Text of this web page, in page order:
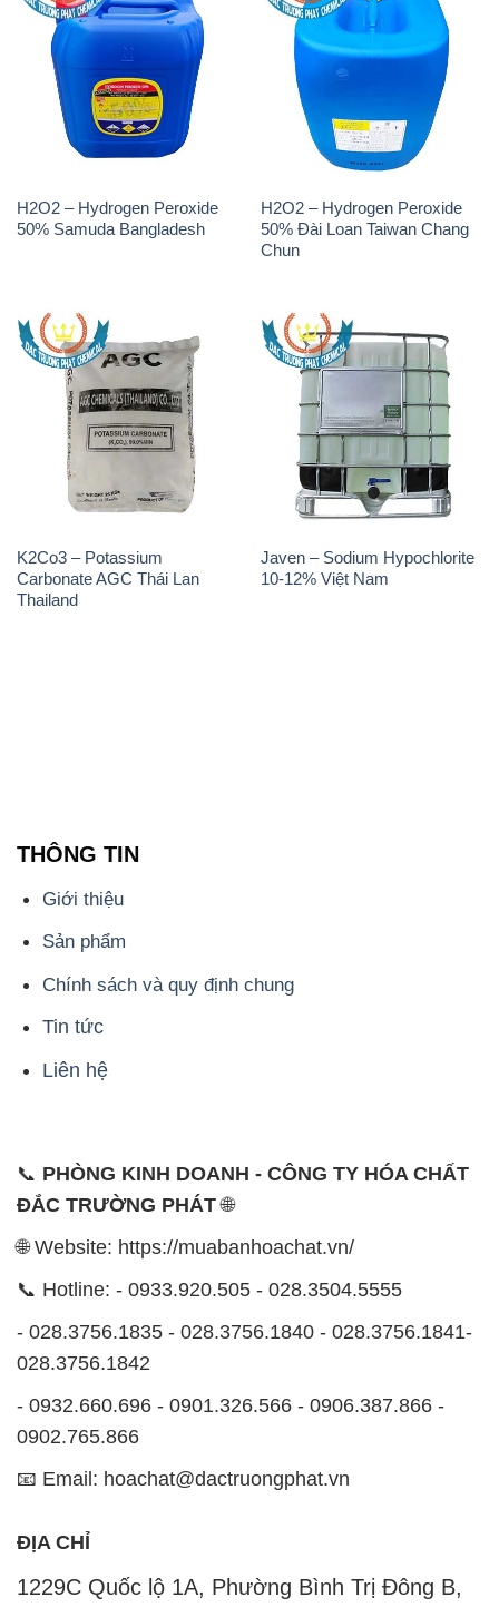
H2O2 – Hydrogen Peroxide
50% Samuda Bangladesh
H2O2 – Hydrogen Peroxide
50% Đài Loan Taiwan Chang
Chun
K2Co3 – Potassium
Carbonate AGC Thái Lan
Thailand
Javen – Sodium Hypochlorite
10-12% Việt Nam
THÔNG TIN
Giới thiệu
Sản phẩm
Chính sách và quy định chung
Tin tức
Liên hệ
📞 PHÒNG KINH DOANH - CÔNG TY HÓA CHẤT
ĐẮC TRƯỜNG PHÁT🌐
🌐 Website: https://muabanhoachat.vn/
📞 Hotline: - 0933.920.505 - 028.3504.5555
- 028.3756.1835 - 028.3756.1840 - 028.3756.1841-
028.3756.1842
- 0932.660.696 - 0901.326.566 - 0906.387.866 -
0902.765.866
📧 Email: hoachat@dactruongphat.vn
ĐỊA CHỈ
1229C Quốc lộ 1A, Phường Bình Trị Đông B,